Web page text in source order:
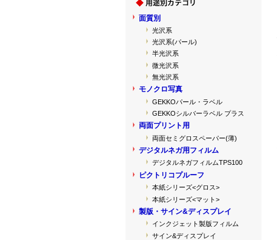
面質別
光沢系
光沢系(パール)
半光沢系
微光沢系
無光沢系
モノクロ写真
GEKKOパール・ラベル
GEKKOシルバーラベル プラス
両面プリント用
両面セミグロスペーパー(薄)
デジタルネガ用フィルム
デジタルネガフィルムTPS100
ピクトリコプルーフ
本紙シリーズ<グロス>
本紙シリーズ<マット>
製版・サイン&ディスプレイ
インクジェット製版フィルム
サイン&ディスプレイ